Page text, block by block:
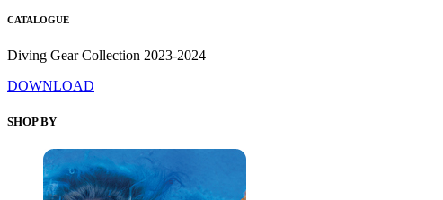
CATALOGUE
Diving Gear Collection 2023-2024
DOWNLOAD
SHOP BY